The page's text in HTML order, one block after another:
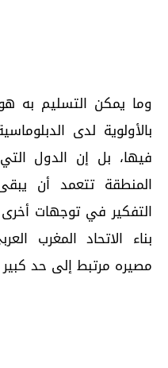
وما يمكن التسليم به
بالأولوية لدى
فيها، بل إن الدول
المنطقة تتعمد أن
التفكير في توجهات
مصيره مرتبط إلى حد كبير